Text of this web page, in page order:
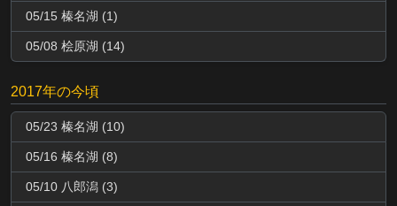
05/15 榛名湖 (1)
05/08 桧原湖 (14)
2017年の今頃
05/23 榛名湖 (10)
05/16 榛名湖 (8)
05/10 八郎潟 (3)